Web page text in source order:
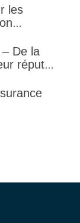
les
De la
réputé
civil